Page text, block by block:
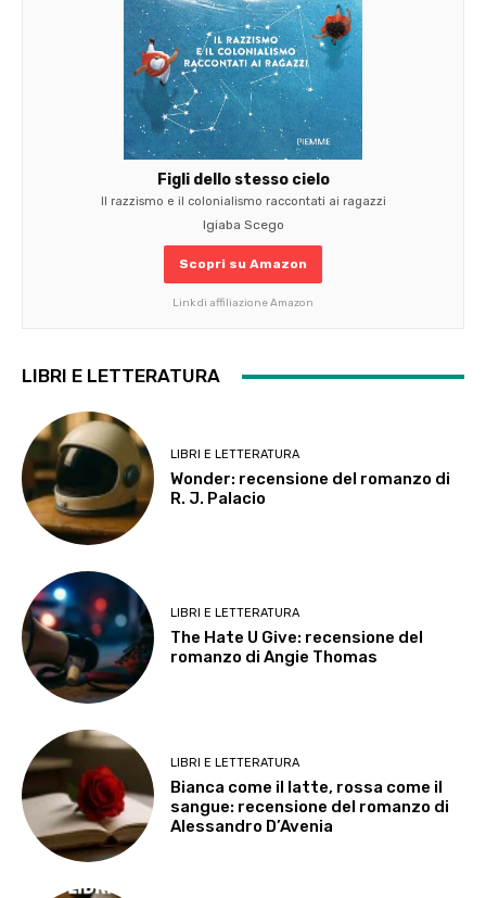
Figli dello stesso cielo
Il razzismo e il colonialismo raccontati ai ragazzi
Igiaba Scego
Scopri su Amazon
Link di affiliazione Amazon
LIBRI E LETTERATURA
LIBRI E LETTERATURA
Wonder: recensione del romanzo di
R. J. Palacio
LIBRI E LETTERATURA
The Hate U Give: recensione del
romanzo di Angie Thomas
LIBRI E LETTERATURA
Bianca come il latte, rossa come il
sangue: recensione del romanzo di
Alessandro D’Avenia